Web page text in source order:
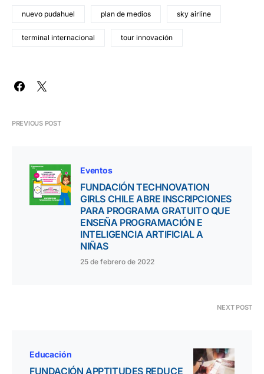
nuevo pudahuel plan de medios sky airline
terminal internacional tour innovación
PREVIOUS POST
Eventos
FUNDACIÓN TECHNOVATION
GIRLS CHILE ABRE INSCRIPCIONES
PARA PROGRAMA GRATUITO QUE
ENSEÑA PROGRAMACIÓN E
INTELIGENCIA ARTIFICIAL A
NIÑAS
25 de febrero de 2022
NEXT POST
Educación
FUNDACIÓN APPTITUDES REDUCE